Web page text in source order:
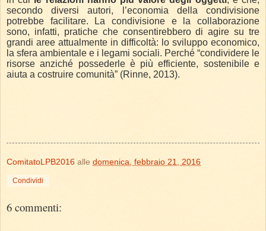
secondo diversi autori, l’economia della condivisione
potrebbe facilitare. La condivisione e la collaborazione
sono, infatti, pratiche che consentirebbero di agire su tre
grandi aree attualmente in difficoltà: lo sviluppo economico,
la sfera ambientale e i legami sociali. Perché “condividere le
risorse anziché possederle è più efficiente, sostenibile e
aiuta a costruire comunità” (Rinne, 2013).
ComitatoLPB2016 alle domenica, febbraio 21, 2016
Condividi
6 commenti: